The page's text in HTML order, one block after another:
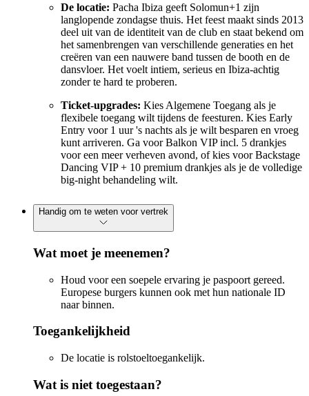
De locatie: Pacha Ibiza geeft Solomun+1 zijn
langlopende zondagse thuis. Het feest maakt sinds 2013
deel uit van de identiteit van de club en staat bekend om
het samenbrengen van verschillende generaties en het
creëren van een nauwere band tussen de booth en de
dansvloer. Het voelt intiem, serieus en Ibiza-achtig
zonder te hard te proberen.
Ticket-upgrades: Kies Algemene Toegang als je
flexibele toegang wilt tijdens de feesturen. Kies Early
Entry voor 1 uur 's nachts als je wilt besparen en vroeg
kunt arriveren. Ga voor Balkon VIP incl. 5 drankjes
voor een meer verheven avond, of kies voor Backstage
Dancing VIP + 10 premium drankjes als je de volledige
big-night behandeling wilt.
Handig om te weten voor vertrek
Wat moet je meenemen?
Houd voor een soepele ervaring je paspoort gereed.
Europese burgers kunnen ook met hun nationale ID
naar binnen.
Toegankelijkheid
De locatie is rolstoeltoegankelijk.
Wat is niet toegestaan?